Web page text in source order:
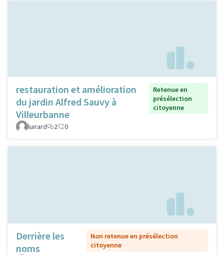
restauration et amélioration
du jardin Alfred Sauvy à
Villeurbanne
Retenue en
présélection
citoyenne
luirard 2 0
Derrière les
noms
Non retenue en présélection
citoyenne